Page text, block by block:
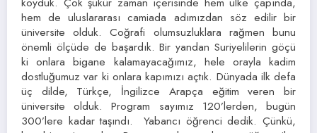
hem de uluslararası camiada adımızdan söz edilir bir
üniversite olduk. Coğrafi olumsuzluklara rağmen bunu
önemli ölçüde de başardık. Bir yandan Suriyelilerin göçü
ki onlara bigane kalamayacağımız, hele orayla kadim
dostluğumuz var ki onlara kapımızı açtık. Dünyada ilk defa
üç dilde, Türkçe, İngilizce Arapça eğitim veren bir
üniversite olduk. Program sayımız 120’lerden, bugün
300’lere kadar taşındı. Yabancı öğrenci dedik. Çünkü,